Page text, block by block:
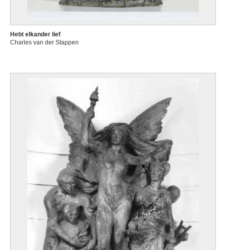
Hebt elkander lief
Charles van der Stappen